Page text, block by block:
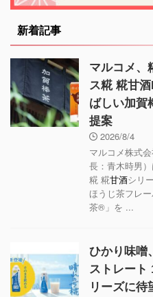
新着記事
マルコメ、
ス糀 糀甘
ばしい加賀
提案
2026/8/4
マルコメ株式
長：青木時男
糀 糀甘酒シリ
ほうじ茶フレ
茶®」を ...
ひかり味噌
ストレー
リーズに待